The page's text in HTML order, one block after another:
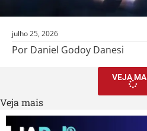
julho 25, 2026
Por Daniel Godoy Danesi
VEJA
Veja mais